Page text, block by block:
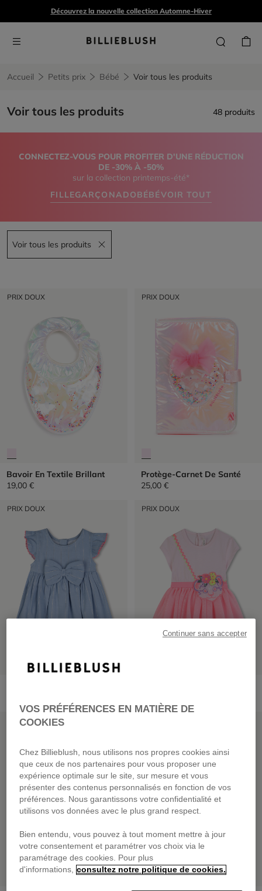
Découvrez la nouvelle collection Automne-Hiver
Accueil Petits prix Bébé Voir tous les produits
Voir tous les produits 48 produits
CONNECTEZ-VOUS POUR PROFITER D'UNE RÉDUCTION
DE -30% À -50%
sur la collection printemps-été*
FILLEGARÇONADOBÉBÉVOIR TOUT
Voir tous les produits
Remove filter Voir tous les produits
PRIX DOUX
Bavoir En Textile Brillant
19,00 €
PRIX DOUX
Protège-Carnet De Santé
25,00 €
PRIX DOUX PRIX DOUX
PRIX DOUX
VOS PRÉFÉRENCES EN MATIÈRE DE
COOKIES
Chez Billieblush, nous utilisons nos propres cookies ainsi
que ceux de nos partenaires pour vous proposer une
expérience optimale sur le site, sur mesure et vous
présenter des contenus personnalisés en fonction de vos
préférences. Nous garantissons votre confidentialité et
utilisons vos données avec le plus grand respect.
Bien entendu, vous pouvez à tout moment mettre à jour
votre consentement et paramétrer vos choix via le
paramétrage des cookies. Pour plus
d'informations, consultez notre politique de cookies.
Continuer sans accepter